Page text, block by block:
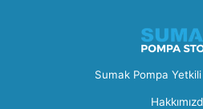
Sumak Pompa Yetkili